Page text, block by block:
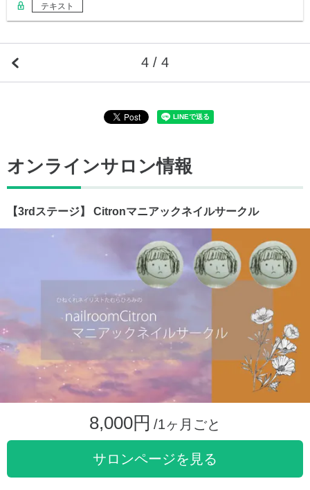
テキスト
4 / 4
オンラインサロン情報
【3rdステージ】 Citronマニアックネイルサークル
8,000円 /1ヶ月ごと
サロンページを見る